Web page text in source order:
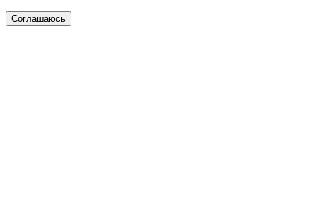
Соглашаюсь